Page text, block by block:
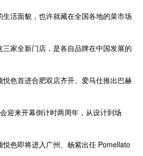
活面貌，也许就藏在全国各地的菜市场
家全新门店，是各自品牌在中国发展的
色首进合肥双店齐开、爱马仕推出巴赫
迎来开幕倒计时两周年，从设计到场
色即将进入广州、杨紫出任 Pomellato